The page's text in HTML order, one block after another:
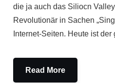
die ja auch das Siliocn
Revolutionär in Sachen
Internet-Seiten. Heute ist
Read More